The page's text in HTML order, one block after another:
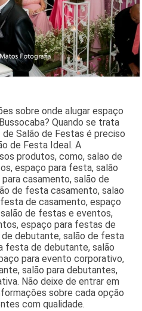
sobre onde alugar espaço
Quando se trata
Salão de Festas é preciso
de Festa Ideal. A
produtos, como, salao de
espaço para festa, salão
casamento, salão de
de festa casamento, salao
de casamento, espaço
de festas e eventos,
espaço para festas de
debutante, salão de festa
festa de debutante, salão
para evento corporativo,
salão para debutantes,
Não deixe de entrar em
sobre cada opção
com qualidade.